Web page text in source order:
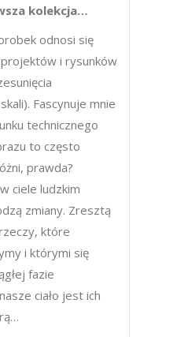
kolekcja…
odnosi się
i rysunków
Fascynuje mnie
technicznego
to często
prawda?
ciele ludzkim
zmiany. Zresztą
które
i którymi się
fazie
ciało jest ich